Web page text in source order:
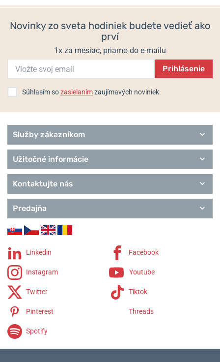
Populárne modelové rady Mido
Baroncelli
Belluna
Commander
Rainflower
Remienky Mido
Novinky zo sveta hodiniek budete vedieť ako
prví
1x za mesiac, priamo do e-mailu
Prihlásenie
Súhlasím sozasielanímzaujímavých noviniek.
Služby zákazníkom
Užitočné informácie
Kontaktujte nás
Predajňa
Linkedin Facebook
Instagram Youtube
Twitter Tiktok
Pinterest Threads
Spotify